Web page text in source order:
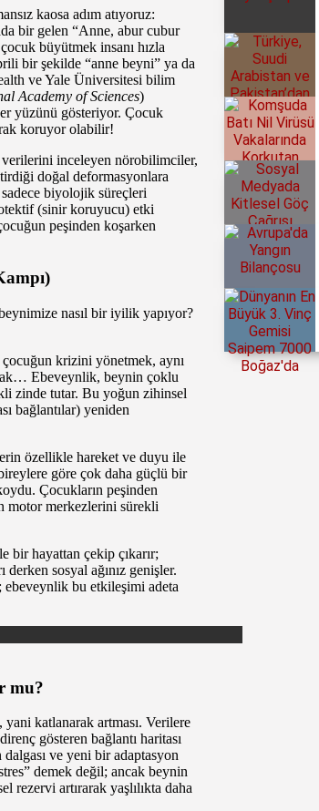
kaosa adım atıyoruz:
bir gelen “Anne, abur cubur
büyütmek insanı hızla
bir şekilde “anne beyni” ya da
ve Yale Üniversitesi bilim
Academy of Sciences)
yüzünü gösteriyor. Çocuk
koruyor olabilir!
inceleyen nörobilimciler,
doğal deformasyonlara
biyolojik süreçleri
(sinir koruyucu) etki
peşinden koşarken
nasıl bir iyilik yapıyor?
krizini yönetmek, aynı
Ebeveynlik, beynin çoklu
zinde tutar. Bu yoğun zihinsel
bağlantılar) yeniden
özellikle hareket ve duyu ile
göre çok daha güçlü bir
Çocukların peşinden
motor merkezlerini sürekli
bir hayattan çekip çıkarır;
sosyal ağınız genişler.
ebeveynlik bu etkileşimi adeta
mu?
yani katlanarak artması. Verilere
gösteren bağlantı haritası
ve yeni bir adaptasyon
demek değil; ancak beynin
rezervi artırarak yaşlılıkta daha